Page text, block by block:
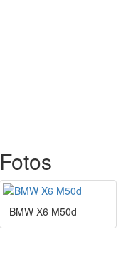
Fotos
BMW X6 M50d